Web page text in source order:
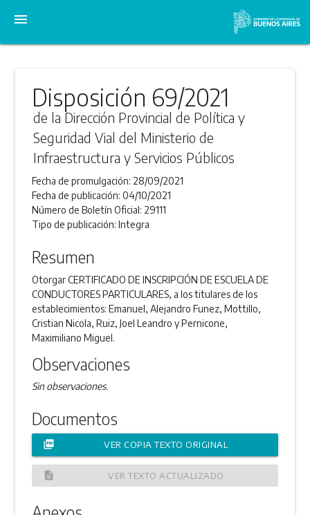
menu
Disposición 69/2021
de la Dirección Provincial de Política y
Seguridad Vial del Ministerio de
Infraestructura y Servicios Públicos
Fecha de promulgación: 28/09/2021
Fecha de publicación:04/10/2021
Número de Boletín Oficial: 29111
Tipo de publicación:Integra
Resumen
Otorgar CERTIFICADO DE INSCRIPCIÓN DE ESCUELA DE
CONDUCTORES PARTICULARES, a los titulares de los
establecimientos: Emanuel, Alejandro Funez, Mottillo,
Cristian Nicola, Ruiz, Joel Leandro y Pernicone,
Maximiliano Miguel.
Observaciones
Sin observaciones.
Documentos
picture_as_pdf VER COPIA TEXTO ORIGINAL
description VER TEXTO ACTUALIZADO